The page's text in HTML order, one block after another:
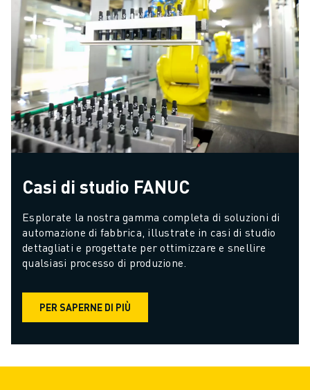
Casi di studio FANUC
Esplorate la nostra gamma completa di soluzioni di
automazione di fabbrica, illustrate in casi di studio
dettagliati e progettate per ottimizzare e snellire
qualsiasi processo di produzione.
PER SAPERNE DI PIÙ